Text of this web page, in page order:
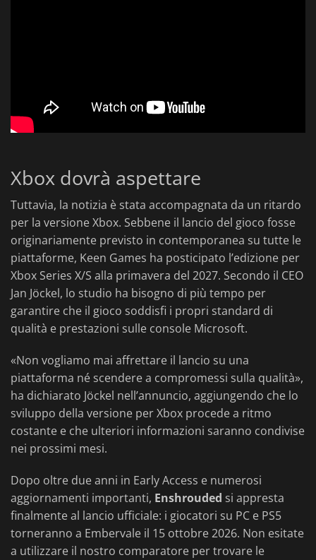
Xbox dovrà aspettare
Tuttavia, la notizia è stata accompagnata da un ritardo
per la versione Xbox. Sebbene il lancio del gioco fosse
originariamente previsto in contemporanea su tutte le
piattaforme, Keen Games ha posticipato l’edizione per
Xbox Series X/S alla primavera del 2027. Secondo il CEO
Jan Jöckel, lo studio ha bisogno di più tempo per
garantire che il gioco soddisfi i propri standard di
qualità e prestazioni sulle console Microsoft.
«Non vogliamo mai affrettare il lancio su una
piattaforma né scendere a compromessi sulla qualità»,
ha dichiarato Jöckel nell’annuncio, aggiungendo che lo
sviluppo della versione per Xbox procede a ritmo
costante e che ulteriori informazioni saranno condivise
nei prossimi mesi.
Dopo oltre due anni in Early Access e numerosi
aggiornamenti importanti, Enshrouded si appresta
finalmente al lancio ufficiale: i giocatori su PC e PS5
torneranno a Embervale il 15 ottobre 2026. Non esitate
a utilizzare il nostro comparatore per trovare le